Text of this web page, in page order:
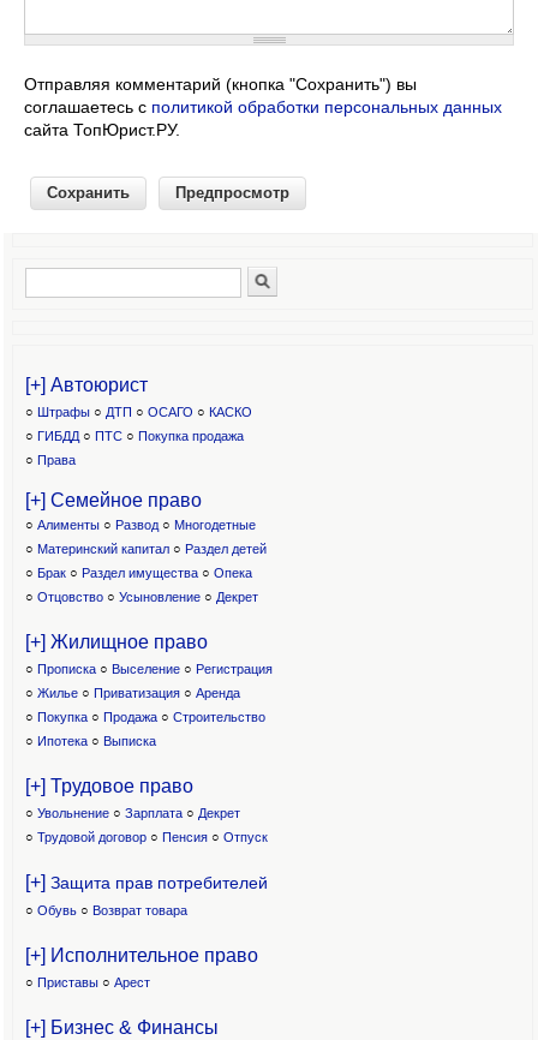
Отправляя комментарий (кнопка "Сохранить") вы
соглашаетесь с политикой обработки персональных данных
сайта ТопЮрист.РУ.
Форма поиска
[+] Автоюрист
○ Штрафы ○ ДТП ○ ОСАГО ○ КАСКО
○ ГИБДД ○ ПТС ○ Покупка продажа
○ Права
[+] Семейное право
○ Алименты ○ Развод ○ Многодетные
○ Материнский капитал○ Раздел детей
○ Брак ○ Раздел имущества ○ Опека
○ Отцовство○ Усыновление ○ Декрет
[+] Жилищное право
○ Прописка ○ Выселение ○ Регистрация
○ Жилье ○ Приватизация ○ Аренда
○ Покупка ○ Продажа ○ Строительство
○ Ипотека ○ Выписка
[+] Трудовое право
○ Увольнение ○ Зарплата ○ Декрет
○ Трудовой договор ○ Пенсия ○ Отпуск
[+] Защита прав потребителей
○ Обувь ○ Возврат товара
[+] Исполнительное право
○ Приставы ○ Арест
[+] Бизнес & Финансы